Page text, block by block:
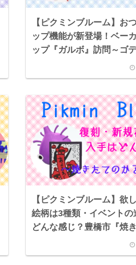
【ピクミンブルーム】お
ップ機能が新登場！ベー
ップ『ガルボ』訪問～ゴ
【ピクミンブルーム】欲
絵柄は3種類・イベントの
どんな感じ？豊橋市『焼